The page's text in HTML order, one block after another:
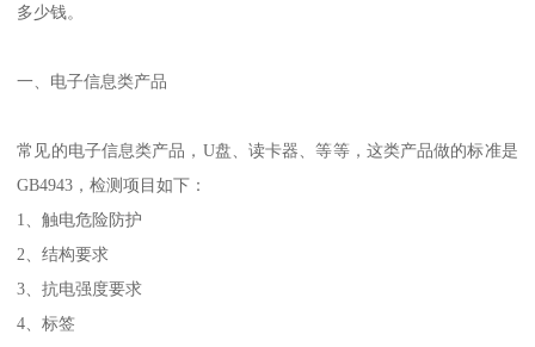
多少钱。
一、电子信息类产品
常见的电子信息类产品，U盘、读卡器、等等，这类产品做的标准是
GB4943，检测项目如下：
1、触电危险防护
2、结构要求
3、抗电强度要求
4、标签